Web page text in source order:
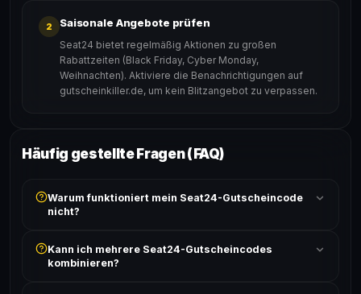
2 Saisonale Angebote prüfen
Seat24 bietet regelmäßig Aktionen zu großen
Rabattzeiten (Black Friday, Cyber Monday,
Weihnachten). Aktiviere die Benachrichtigungen auf
gutscheinkiller.de, um kein Blitzangebot zu verpassen.
Häufig gestellte Fragen (FAQ)
Warum funktioniert mein Seat24-Gutscheincode
nicht?
ist und ob der Code nicht für bereits reduzierte Artikel
gilt. Alle Bedingungen findest du unter „Details".
Kann ich mehrere Seat24-Gutscheincodes
kombinieren?